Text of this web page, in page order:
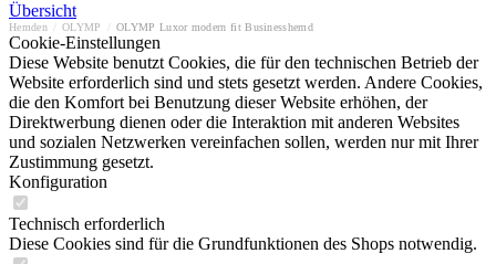
Übersicht
Hemden OLYMP OLYMP Luxor modern fit Businesshemd
Cookie-Einstellungen
Diese Website benutzt Cookies, die für den technischen Betrieb der
Website erforderlich sind und stets gesetzt werden. Andere Cookies,
die den Komfort bei Benutzung dieser Website erhöhen, der
Direktwerbung dienen oder die Interaktion mit anderen Websites
und sozialen Netzwerken vereinfachen sollen, werden nur mit Ihrer
Zustimmung gesetzt.
Konfiguration
Technisch erforderlich
Diese Cookies sind für die Grundfunktionen des Shops notwendig.